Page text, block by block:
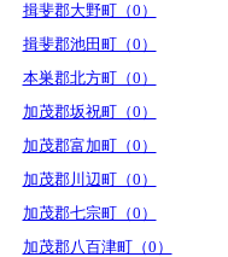
揖斐郡大野町（0）
揖斐郡池田町（0）
本巣郡北方町（0）
加茂郡坂祝町（0）
加茂郡富加町（0）
加茂郡川辺町（0）
加茂郡七宗町（0）
加茂郡八百津町（0）